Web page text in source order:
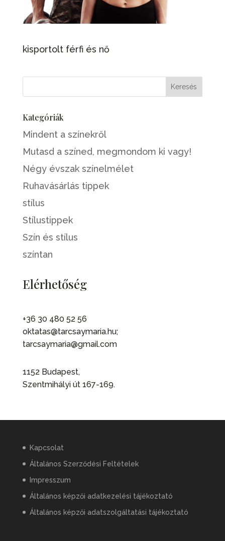
kisportolt férfi és nő
Kategóriák
Mindent a színekről
Mutasd a színed, megmondom ki vagy!
Négy évszak színelmélet
Ruhavásárlás tippek
stílus
Stílustippek
Szín és stílus
színtan
Elérhetőség
+36 30 480 52 56
oktatas@tarcsaymaria.hu;
tarcsaymaria@gmail.com
1152 Budapest,
Szentmihályi út 167-169.
Kapcsolat
Általános Szerződési Feltételek
Impresszum
Általános képzői adatkezelési tájékoztató
Általános képzői adatszolgáltatási tájékoztató